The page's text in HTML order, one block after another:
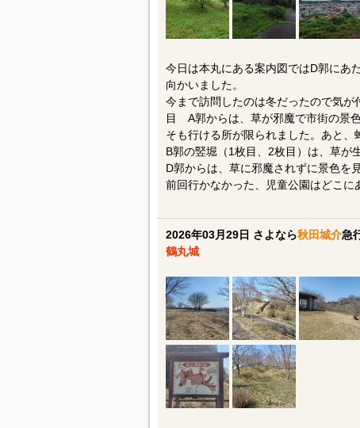
今日は本丸にある案内図ではD郭にあ
向かいました。
今まで訪問したのは冬だったので気
目 A郭からは、草が邪魔で市街の景
そも行ける所が限られました。あと、
B郭の竪堀（1枚目、2枚目）は、草が
D郭からは、草に邪魔されずに景色を
前回行かなかった、児童公園はどこに
2026年03月29日 さよなら秋田城介急
鶴丸城